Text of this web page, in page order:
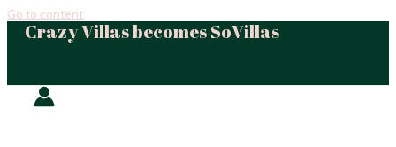
Go to content
Crazy Villas becomes SoVillas